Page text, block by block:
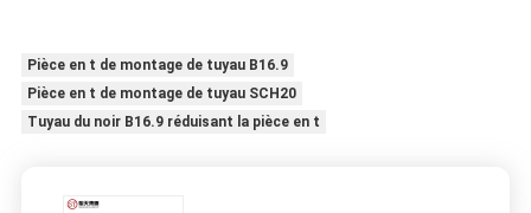
Pièce en t de montage de tuyau B16.9
Pièce en t de montage de tuyau SCH20
Tuyau du noir B16.9 réduisant la pièce en t